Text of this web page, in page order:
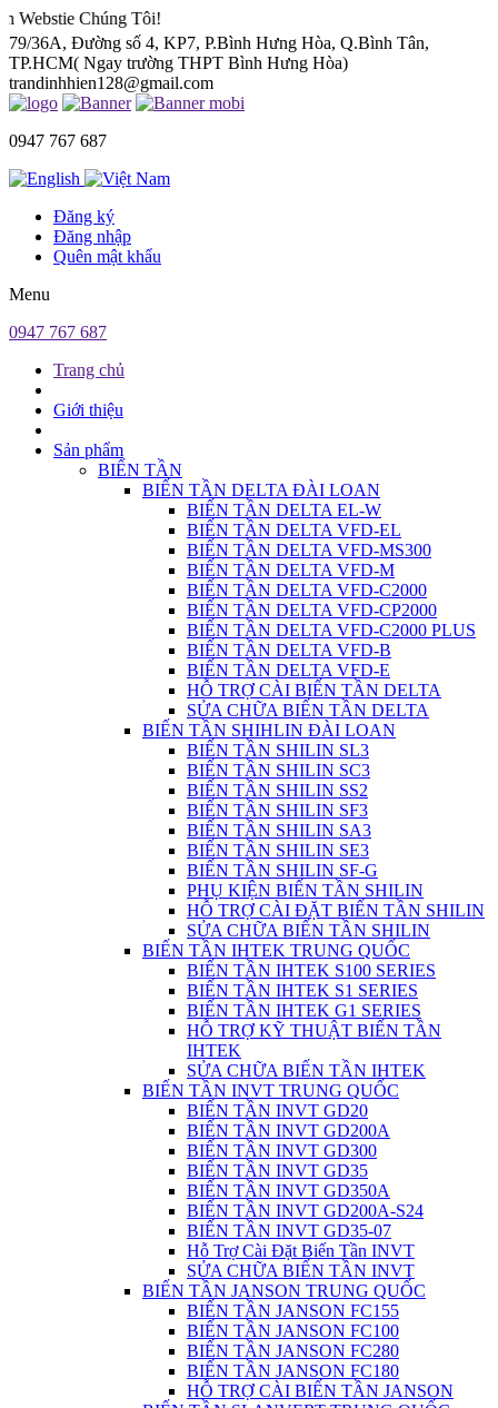
Chúng Tôi!
79/36A, Đường số 4, KP7, P.Bình Hưng Hòa, Q.Bình Tân,
TP.HCM( Ngay trường THPT Bình Hưng Hòa)
trandinhhien128@gmail.com
0947 767 687
Đăng ký
Đăng nhập
Quên mật khẩu
Menu
0947 767 687
Trang chủ
Giới thiệu
Sản phẩm
BIẾN TẦN
BIẾN TẦN DELTA ĐÀI LOAN
BIẾN TẦN DELTA EL-W
BIẾN TẦN DELTA VFD-EL
BIẾN TẦN DELTA VFD-MS300
BIẾN TẦN DELTA VFD-M
BIẾN TẦN DELTA VFD-C2000
BIẾN TẦN DELTA VFD-CP2000
BIẾN TẦN DELTA VFD-C2000 PLUS
BIẾN TẦN DELTA VFD-B
BIẾN TẦN DELTA VFD-E
HỖ TRỢ CÀI BIẾN TẦN DELTA
SỬA CHỮA BIẾN TẦN DELTA
BIẾN TẦN SHIHLIN ĐÀI LOAN
BIẾN TẦN SHILIN SL3
BIẾN TẦN SHILIN SC3
BIẾN TẦN SHILIN SS2
BIẾN TẦN SHILIN SF3
BIẾN TẦN SHILIN SA3
BIẾN TẦN SHILIN SE3
BIẾN TẦN SHILIN SF-G
PHỤ KIỆN BIẾN TẦN SHILIN
HỖ TRỢ CÀI ĐẶT BIẾN TẦN SHILIN
SỬA CHỮA BIẾN TẦN SHILIN
BIẾN TẦN IHTEK TRUNG QUỐC
BIẾN TẦN IHTEK S100 SERIES
BIẾN TẦN IHTEK S1 SERIES
BIẾN TẦN IHTEK G1 SERIES
HỖ TRỢ KỸ THUẬT BIẾN TẦN
IHTEK
SỬA CHỮA BIẾN TẦN IHTEK
BIẾN TẦN INVT TRUNG QUỐC
BIẾN TẦN INVT GD20
BIẾN TẦN INVT GD200A
BIẾN TẦN INVT GD300
BIẾN TẦN INVT GD35
BIẾN TẦN INVT GD350A
BIẾN TẦN INVT GD200A-S24
BIẾN TẦN INVT GD35-07
Hỗ Trợ Cài Đặt Biến Tần INVT
SỬA CHỮA BIẾN TẦN INVT
BIẾN TẦN JANSON TRUNG QUỐC
BIẾN TẦN JANSON FC155
BIẾN TẦN JANSON FC100
BIẾN TẦN JANSON FC280
BIẾN TẦN JANSON FC180
HỖ TRỢ CÀI BIẾN TẦN JANSON